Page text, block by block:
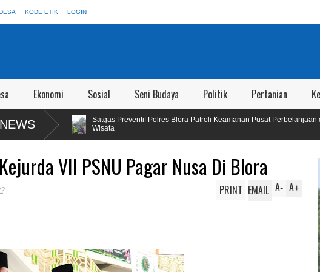
KODE ETIK LOGIN
Ekonomi Sosial Seni Budaya Politik Pertanian
Satgas Preventif Polres Blora Patroli Keamanan Pusat Perbelanjaan dan Obyek
Wisata
Wakil
VII PSNU Pagar Nusa Di Blora
A+
A-
PRINT EMAIL